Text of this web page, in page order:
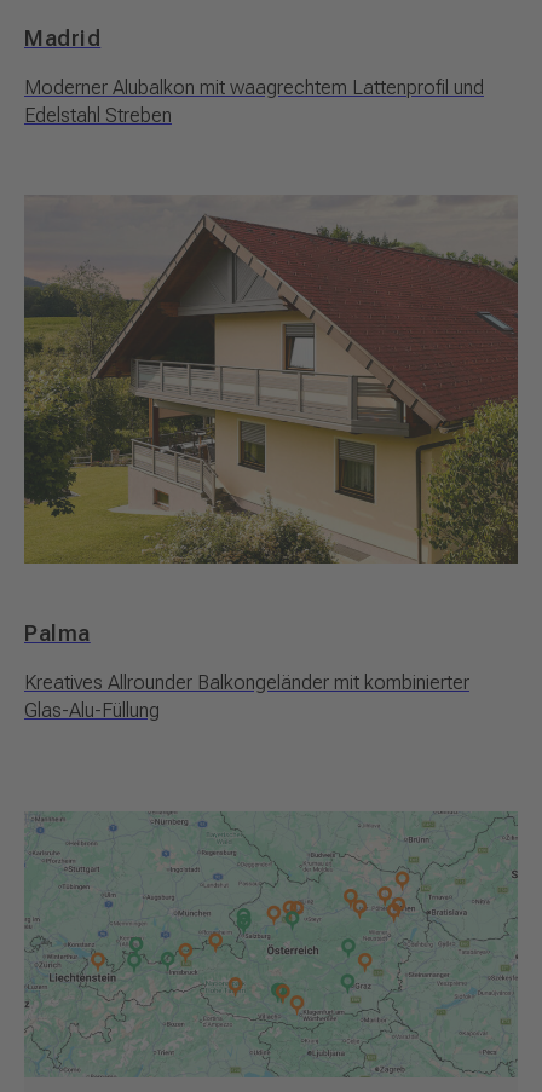
Madrid
Moderner Alubalkon mit waagrechtem Lattenprofil und
Edelstahl Streben
Palma
Kreatives Allrounder Balkongeländer mit kombinierter
Glas-Alu-Füllung